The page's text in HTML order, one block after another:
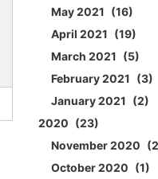
May 2021
16
April 2021
19
March 2021
5
February 2021
3
January 2021
2
2020
23
November 2020
2
October 2020
1